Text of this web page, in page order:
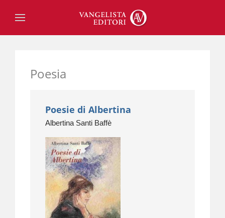
Poesia
Poesie di Albertina
Albertina Santi Baffè